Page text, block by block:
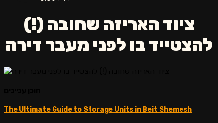
ציוד האריזה שחובה (!)
להצטייד בו לפני מעבר דירה
The Ultimate Guide to Storage Units in Beit Shemesh